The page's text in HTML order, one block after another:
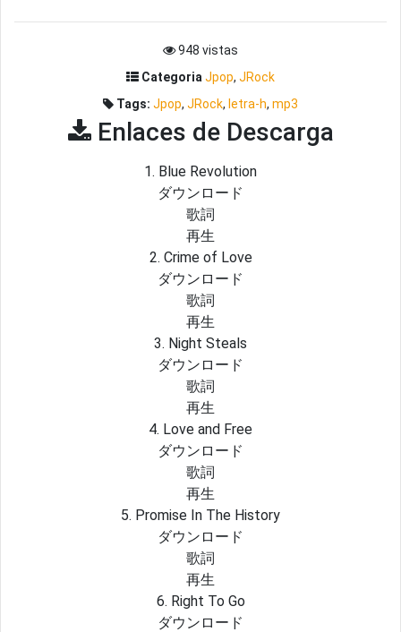
948 vistas
Categoria Jpop, JRock
Tags: Jpop, JRock, letra-h, mp3
Enlaces de Descarga
1. Blue Revolution
ダウンロード
歌詞
再生
2. Crime of Love
ダウンロード
歌詞
再生
3. Night Steals
ダウンロード
歌詞
再生
4. Love and Free
ダウンロード
歌詞
再生
5. Promise In The History
ダウンロード
歌詞
再生
6. Right To Go
ダウンロード